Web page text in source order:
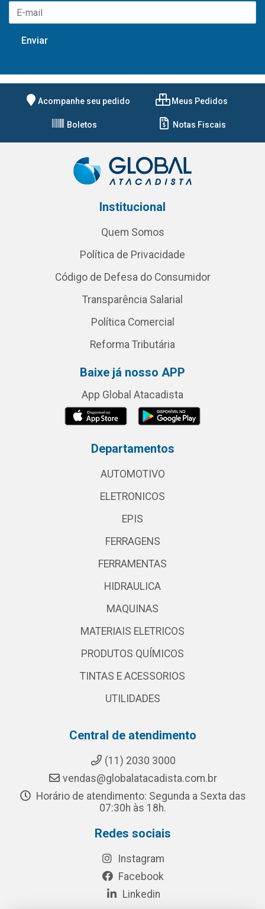
Acompanhe seu pedido Meus Pedidos
Boletos Notas Fiscais
Institucional
Quem Somos
Política de Privacidade
Código de Defesa do Consumidor
Transparência Salarial
Política Comercial
Reforma Tributária
Baixe já nosso APP
App Global Atacadista
Departamentos
AUTOMOTIVO
ELETRONICOS
EPIS
FERRAGENS
FERRAMENTAS
HIDRAULICA
MAQUINAS
MATERIAIS ELETRICOS
PRODUTOS QUÍMICOS
TINTAS E ACESSORIOS
UTILIDADES
Central de atendimento
(11) 2030 3000
vendas@globalatacadista.com.br
Horário de atendimento: Segunda a Sexta das
07:30h às 18h.
Redes sociais
Instagram
Facebook
Linkedin